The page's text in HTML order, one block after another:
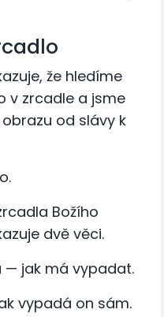
že hledíme
v zrcadle a jsme
od slávy k
Božího
dvě věci.
— jak má vypadat.
vypadá on sám.